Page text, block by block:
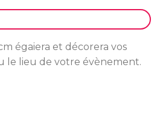
égaiera et décorera vos
le lieu de votre évènement.